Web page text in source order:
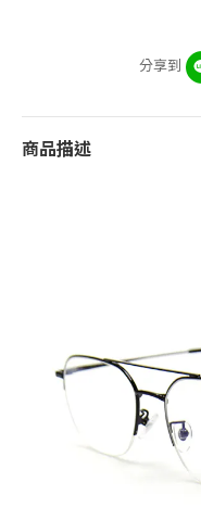
分享到
商品描述